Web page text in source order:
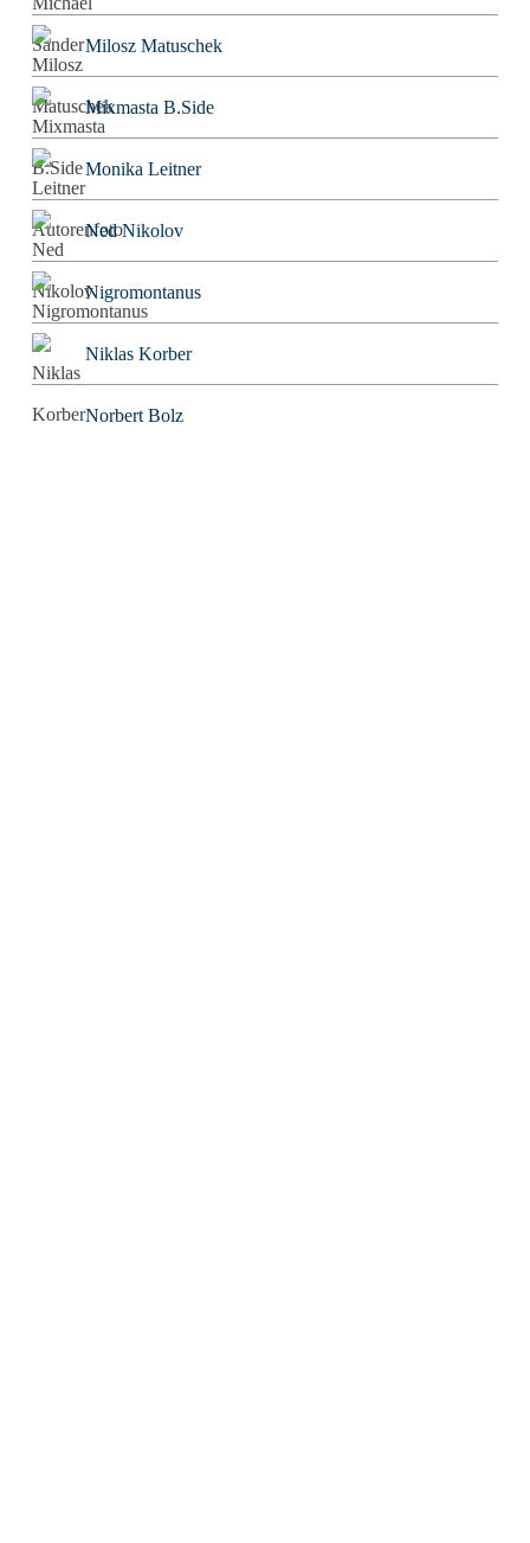
Milosz Matuschek
Mixmasta B.Side
Monika Leitner
Ned Nikolov
Nigromontanus
Niklas Korber
Norbert Bolz